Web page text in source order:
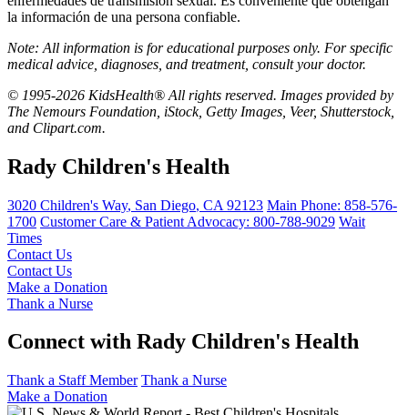
la información de una persona confiable.
Note: All information is for educational purposes only. For specific
medical advice, diagnoses, and treatment, consult your doctor.
© 1995-2026 KidsHealth® All rights reserved. Images provided by
The Nemours Foundation, iStock, Getty Images, Veer, Shutterstock,
and Clipart.com.
Rady Children's Health
3020 Children's Way, San Diego, CA 92123 Main Phone: 858-576-
1700 Customer Care & Patient Advocacy: 800-788-9029 Wait
Times
Contact Us
Contact Us
Make a Donation
Thank a Nurse
Connect with Rady Children's Health
Thank a Staff Member Thank a Nurse
Make a Donation